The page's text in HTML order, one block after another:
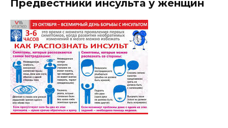
Предвестники инсульта у женщин